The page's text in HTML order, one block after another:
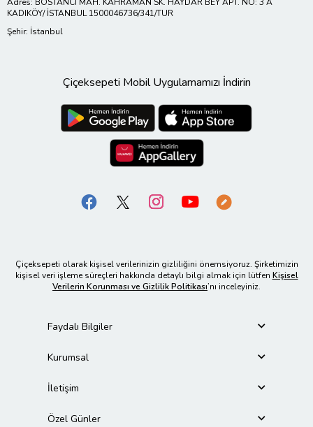
KADIKÖY/ İSTANBUL 1500046736/341/TUR
Şehir: İstanbul
Çiçeksepeti Mobil Uygulamamızı İndirin
Çiçeksepeti olarak kişisel verilerinizin gizliliğini önemsiyoruz. Şirketimizin
kişisel veri işleme süreçleri hakkında detaylı bilgi almak için lütfen Kişisel
Verilerin Korunması ve Gizlilik Politikası’nı inceleyiniz.
Faydalı Bilgiler
Kurumsal
İletişim
Özel Günler